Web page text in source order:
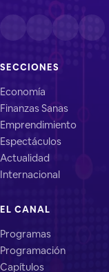
SECCIONES
Economía
Finanzas Sanas
Emprendimiento
Espectáculos
Actualidad
Internacional
EL CANAL
Programas
Programación
Capítulos